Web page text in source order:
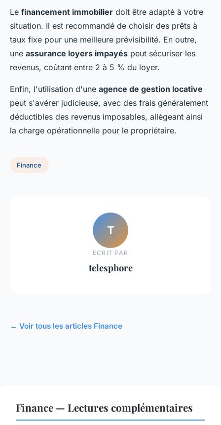
Le financement immobilier doit être adapté à votre
situation. Il est recommandé de choisir des prêts à
taux fixe pour une meilleure prévisibilité. En outre,
une assurance loyers impayés peut sécuriser les
revenus, coûtant entre 2 à 5 % du loyer.
Enfin, l'utilisation d'une agence de gestion locative
peut s'avérer judicieuse, avec des frais généralement
déductibles des revenus imposables, allégeant ainsi
la charge opérationnelle pour le propriétaire.
Finance
T
ECRIT PAR
telesphore
← Voir tous les articles Finance
Finance — Lectures complémentaires